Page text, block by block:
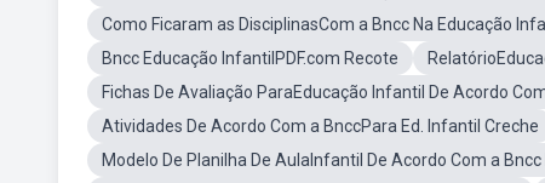
Como Ficaram as DisciplinasCom a Bncc Na Educação
Bncc Educação InfantilPDF.com Recote
Fichas De Avaliação ParaEducação Infantil De Acordo
Atividades De Acordo Com a BnccPara Ed. Infantil Creche
Modelo De Planilha De AulaInfantil De Acordo Com a